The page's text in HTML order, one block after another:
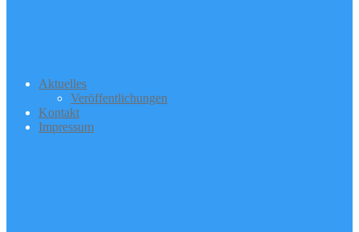
Aktuelles
Veröffentlichungen
Kontakt
Impressum